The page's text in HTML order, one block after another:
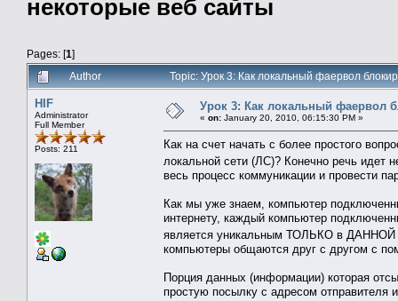
некоторые веб сайты
Pages: [1]
Author
Topic: Урок 3: Как локальный фаервол
HIF
Administrator
Full Member
Posts: 211
Урок 3: Как локальный фаервол
« on: January 20, 2010, 06:15:30 PM »
Как на счет начать с более простого
локальной сети (ЛС)? Конечно речь идет
весь процесс коммуникации и провести
Как мы уже знаем, компьютер
интернету, каждый компьютер
является уникальным ТОЛЬКО в ДАННОЙ
компьютеры общаются друг с другом с
Порция данных (информации) которая
простую посылку с адресом отправителя